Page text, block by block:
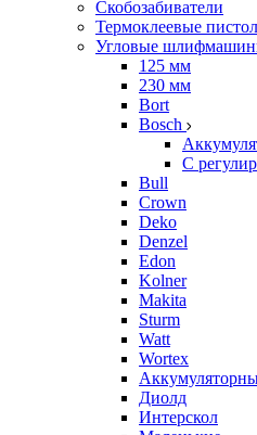
Скобозабиватели
Термоклеевые
Угловые
125 мм
230 мм
Bort
Bosch
С
Bull
Crown
Deko
Denzel
Edon
Kolner
Makita
Sturm
Watt
Wortex
Диолд
Интерскол